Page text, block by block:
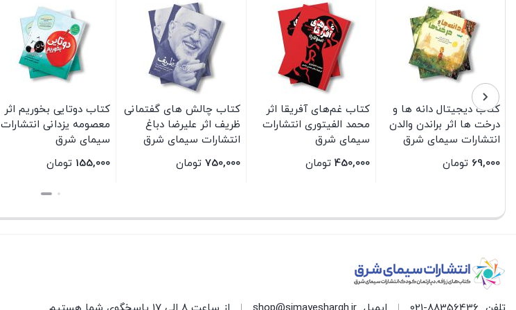
کتاب دیجیتال دانه ها و
درخت ها اثر براندن والدن
انتشارات سیمای شرق
69,000 تومان
کتاب غم‌های آفریقا اثر
محمد الفیتوری انتشارات
سیمای شرق
450,000 تومان
کتاب چالش های گفتمانی
ظریف اثر علیرضا دباغ
انتشارات سیمای شرق
750,000 تومان
کتاب دوتایی بخوریم اثر
معصومه یزدانی انتشارات
سیمای شرق
155,000 تومان